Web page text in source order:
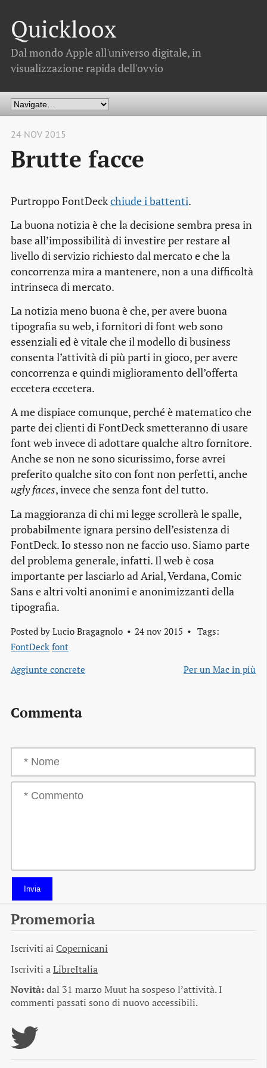
Quickloox
Dal mondo Apple all'universo digitale, in
visualizzazione rapida dell'ovvio
24 NOV 2015
Brutte facce
Purtroppo FontDeckchiude i battenti.
La buona notizia è che la decisione sembra presa in
base all’impossibilità di investire per restare al
livello di servizio richiesto dal mercato e che la
concorrenza mira a mantenere, non a una difficoltà
intrinseca di mercato.
La notizia meno buona è che, per avere buona
tipografia su web, i fornitori di font web sono
essenziali ed è vitale che il modello di business
consenta l’attività di più parti in gioco, per avere
concorrenza e quindi miglioramento dell’offerta
eccetera eccetera.
A me dispiace comunque, perché è matematico che
parte dei clienti di FontDeck smetteranno di usare
font web invece di adottare qualche altro fornitore.
Anche se non ne sono sicurissimo, forse avrei
preferito qualche sito con font non perfetti, anche
ugly faces, invece che senza font del tutto.
La maggioranza di chi mi legge scrollerà le spalle,
probabilmente ignara persino dell’esistenza di
FontDeck. Io stesso non ne faccio uso. Siamo parte
del problema generale, infatti. Il web è cosa
importante per lasciarlo ad Arial, Verdana, Comic
Sans e altri volti anonimi e anonimizzanti della
tipografia.
Posted by Lucio Bragagnolo 24 nov 2015
Tags:
FontDeck font
Aggiunte concrete
Per un Mac in più
Commenta
Invia
Promemoria
Iscriviti ai Copernicani
Iscriviti aLibreItalia
Novità:dal 31 marzo Muut ha sospeso l’attività. I
commenti passati sono di nuovo accessibili.